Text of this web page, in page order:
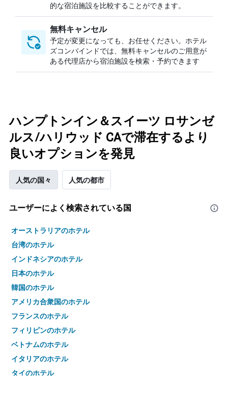
的な宿泊施設を比較することができます。
無料キャンセル
予定が変更になっても、お任せください。ホテル
ズコンバインドでは、無料キャンセルのご用意が
ある代理店から宿泊施設を検索・予約できます
ハンプトンイン＆スイーツ ロサンゼ
ルス/ハリウッド CAで滞在するより
良いオプションを発見
人気の国々 人気の都市
ユーザーによく検索されている国
オーストラリアのホテル
台湾のホテル
インドネシアのホテル
日本のホテル
韓国のホテル
アメリカ合衆国のホテル
フランスのホテル
フィリピンのホテル
ベトナムのホテル
イタリアのホテル
タイのホテル